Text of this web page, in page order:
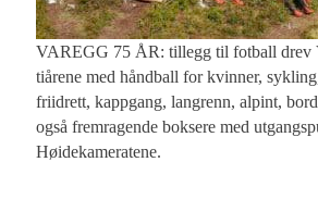
VAREGG 75 ÅR: tillegg til fotball drev
tiårene med håndball for kvinner,
friidrett, kappgang, langrenn, alpint,
også fremragende boksere med
Høidekameratene.